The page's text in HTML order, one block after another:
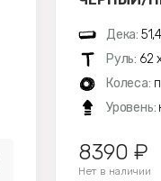
Дека:
Руль: 62
Колеса:
Уровень:
8390 ₽
Нет в наличии